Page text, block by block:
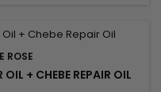
ROSE
+ CHEBE REPAIR OIL